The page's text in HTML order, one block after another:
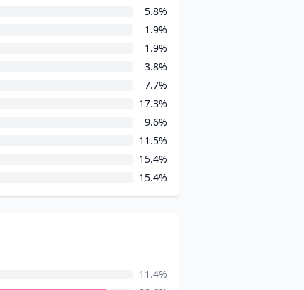
5.8%
1.9%
1.9%
3.8%
7.7%
17.3%
9.6%
11.5%
15.4%
15.4%
11.4%